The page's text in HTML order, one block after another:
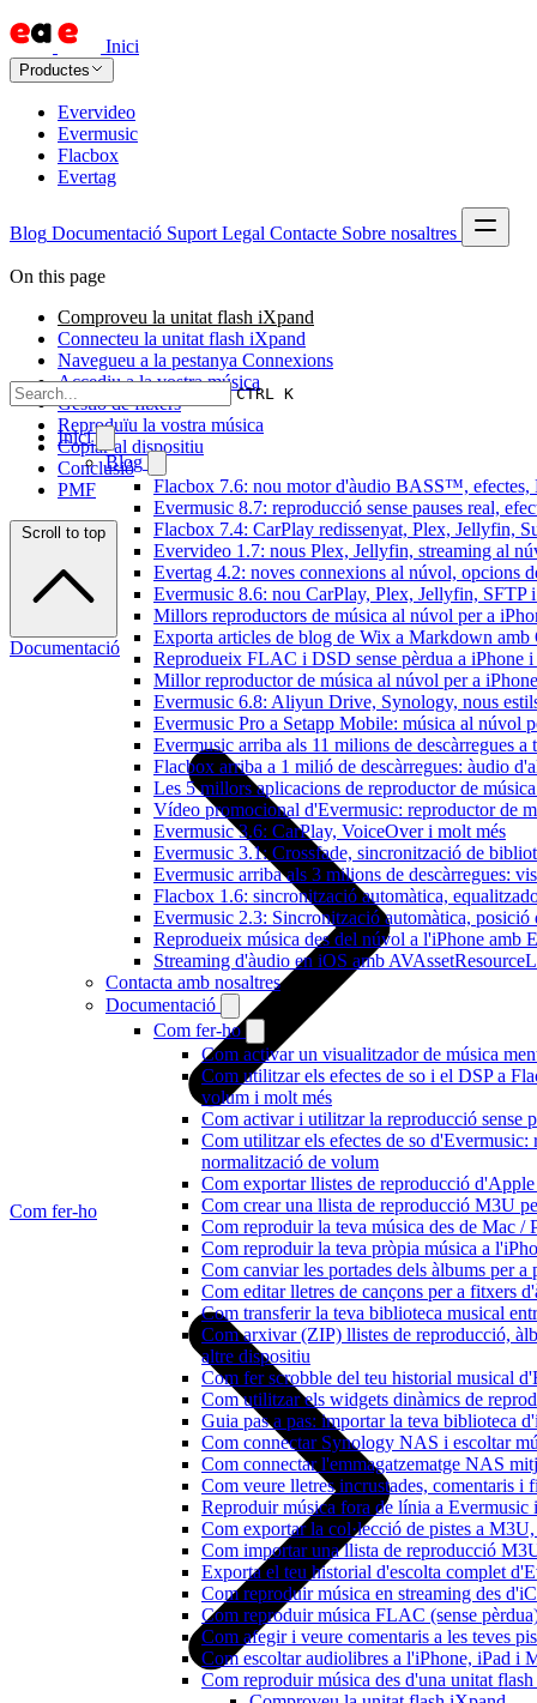
Inici
Productes
Evervideo
Evermusic
Flacbox
Evertag
Blog Documentació Suport Legal Contacte Sobre nosaltres
CTRL K
Inici
Blog
Flacbox 7.6: nou motor d'àudio BASS™, efectes,
Evermusic 8.7: reproducció sense pauses real,
Flacbox 7.4: CarPlay redissenyat, Plex, Jellyfin,
Evervideo 1.7: nous Plex, Jellyfin, streaming al
Evertag 4.2: noves connexions al núvol, opcions
Evermusic 8.6: nou CarPlay, Plex, Jellyfin, SFTP
Millors reproductors de música al núvol per a
Exporta articles de blog de Wix a Markdown
Reprodueix FLAC i DSD sense pèrdua a iPhone
Millor reproductor de música al núvol per a
Evermusic 6.8: Aliyun Drive, Synology, nous
Evermusic Pro a Setapp Mobile: música al núvol
Evermusic arriba als 11 milions de descàrregues a
Flacbox arriba a 1 milió de descàrregues: àudio
Les 5 millors aplicacions de reproductor de
Vídeo promocional d'Evermusic: reproductor de
Evermusic 3.6: CarPlay, VoiceOver i molt més
Evermusic 3.1: Crossfade, sincronització de
Evermusic arriba als 3 milions de descàrregues:
Flacbox 1.6: sincronització automàtica,
Evermusic 2.3: Sincronització automàtica, posició
Reprodueix música des del núvol a l'iPhone amb
Streaming d'àudio en iOS amb
Contacta amb nosaltres
Documentació
Com fer-ho
Com activar un visualitzador de música
Com utilitzar els efectes de so i el DSP a
volum i molt més
Com activar i utilitzar la reproducció sense
Com utilitzar els efectes de so
normalització de volum
Com exportar llistes de reproducció
Com crear una llista de reproducció M3U
Com reproduir la teva música des de
Com reproduir la teva pròpia música a
Com canviar les portades dels àlbums per
Com editar lletres de cançons per a fitxers
Com transferir la teva biblioteca musical
Com arxivar (ZIP) llistes de reproducció,
altre dispositiu
Com fer scrobble del teu historial musical
Com utilitzar els widgets dinàmics de
Guia pas a pas: importar la teva biblioteca
Com connectar Synology NAS i escoltar
Com connectar l'emmagatzematge NAS
Com veure lletres incrustades, comentaris
Reproduir música fora de línia a
Com exportar la col·lecció de pistes a
Com importar una llista de reproducció
Exporta el teu historial d'escolta complet
Com reproduir música en streaming des
Com reproduir música FLAC (sense
Com afegir i veure comentaris a les teves
Com escoltar audiolibres a l'iPhone, iPad i
Com reproduir música des d'una unitat
On this page
Comproveu la unitat flash iXpand
Connecteu la unitat flash iXpand
Navegueu a la pestanya Connexions
Accediu a la vostra música
Gestió de fitxers
Reproduïu la vostra música
Copiar al dispositiu
Conclusió
PMF
Scroll to top
Documentació
Com fer-ho